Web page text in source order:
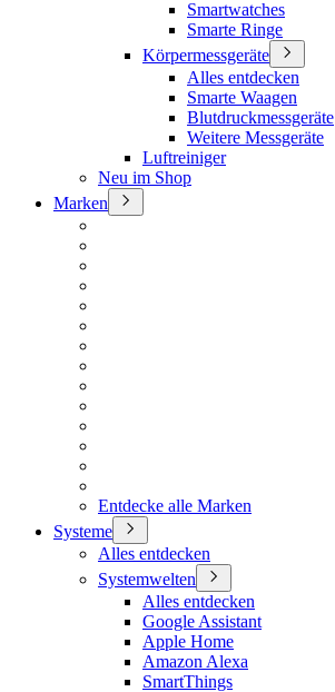
Smartwatches
Smarte Ringe
Körpermessgeräte
Alles entdecken
Smarte Waagen
Blutdruckmessgeräte
Weitere Messgeräte
Luftreiniger
Neu im Shop
Marken
Entdecke alle Marken
Systeme
Alles entdecken
Systemwelten
Alles entdecken
Google Assistant
Apple Home
Amazon Alexa
SmartThings